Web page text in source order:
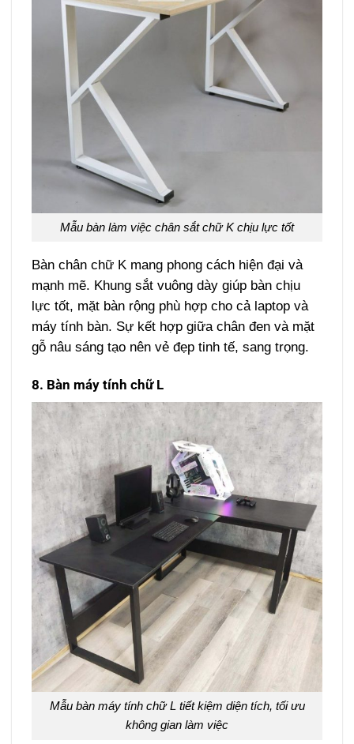
Mẫu bàn làm việc chân sắt chữ K chịu lực tốt
Bàn chân chữ K mang phong cách hiện đại và
mạnh mẽ. Khung sắt vuông dày giúp bàn chịu
lực tốt, mặt bàn rộng phù hợp cho cả laptop và
máy tính bàn. Sự kết hợp giữa chân đen và mặt
gỗ nâu sáng tạo nên vẻ đẹp tinh tế, sang trọng.
8. Bàn máy tính chữ L
Mẫu bàn máy tính chữ L tiết kiệm diện tích, tối ưu
không gian làm việc